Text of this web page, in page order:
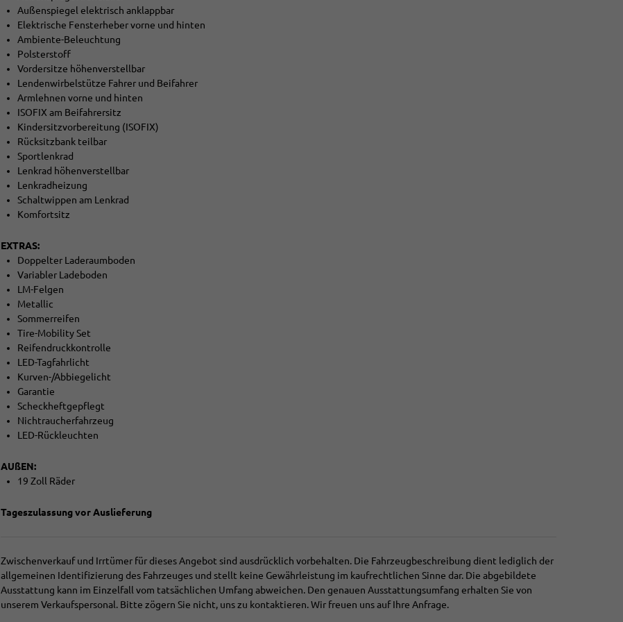
Außenspiegel elektrisch anklappbar
Elektrische Fensterheber vorne und hinten
Ambiente-Beleuchtung
Polsterstoff
Vordersitze höhenverstellbar
Lendenwirbelstütze Fahrer und Beifahrer
Armlehnen vorne und hinten
ISOFIX am Beifahrersitz
Kindersitzvorbereitung (ISOFIX)
Rücksitzbank teilbar
Sportlenkrad
Lenkrad höhenverstellbar
Lenkradheizung
Schaltwippen am Lenkrad
Komfortsitz
EXTRAS:
Doppelter Laderaumboden
Variabler Ladeboden
LM-Felgen
Metallic
Sommerreifen
Tire-Mobility Set
Reifendruckkontrolle
LED-Tagfahrlicht
Kurven-/Abbiegelicht
Garantie
Scheckheftgepflegt
Nichtraucherfahrzeug
LED-Rückleuchten
AUßEN:
19 Zoll Räder
Tageszulassung vor Auslieferung
Zwischenverkauf und Irrtümer für dieses Angebot sind ausdrücklich vorbehalten. Die Fahrzeugbeschreibung dient lediglich der
allgemeinen Identifizierung des Fahrzeuges und stellt keine Gewährleistung im kaufrechtlichen Sinne dar. Die abgebildete
Ausstattung kann im Einzelfall vom tatsächlichen Umfang abweichen. Den genauen Ausstattungsumfang erhalten Sie von
unserem Verkaufspersonal. Bitte zögern Sie nicht, uns zu kontaktieren. Wir freuen uns auf Ihre Anfrage.